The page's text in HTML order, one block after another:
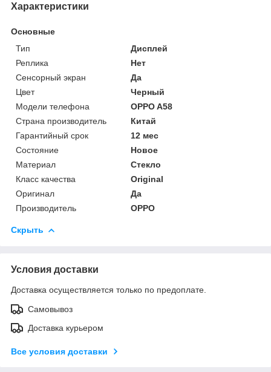
Характеристики
Основные
Тип
Дисплей
Реплика
Нет
Сенсорный экран
Да
Цвет
Черный
Модели телефона
OPPO A58
Страна производитель
Китай
Гарантийный срок
12 мес
Состояние
Новое
Материал
Стекло
Класс качества
Original
Оригинал
Да
Производитель
OPPO
Скрыть
Условия доставки
Доставка осуществляется только по предоплате.
Самовывоз
Доставка курьером
Все условия доставки